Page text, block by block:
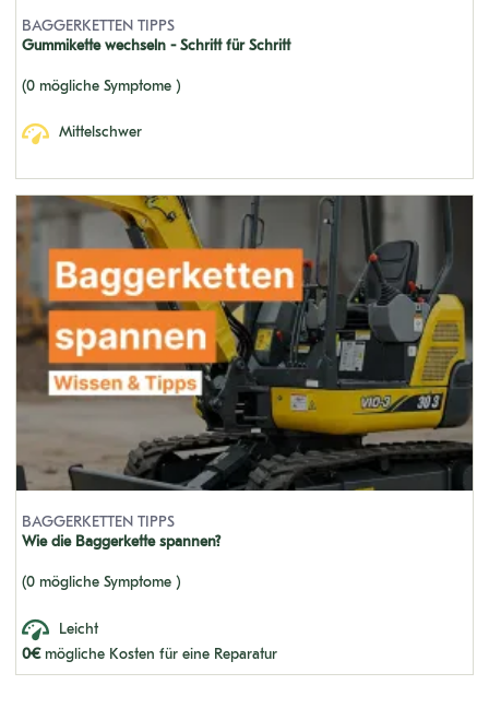
SK270 MARK IV
SK030-2 (S/N: PW4401-UP)
SK460LC MARK VI
35COUPE'
30SR-3
SK042 (OLD TYPE)
Z11 CRANE
SK220LC MARK IV
SK225SR
SK60 MARK V
SK024-1
SK30SR-2
SK480ME LC
BAGGERKETTEN TIPPS
Gummikette wechseln - Schritt für Schritt
(0 mögliche Symptome )
Mittelschwer
BAGGERKETTEN TIPPS
Wie die Baggerkette spannen?
(0 mögliche Symptome )
Leicht
0€mögliche Kosten für eine Reparatur